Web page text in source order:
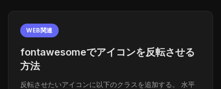
WEB関連
fontawesomeでアイコンを反転させる
方法
反転させたいアイコンに以下のクラスを追加する。 水平